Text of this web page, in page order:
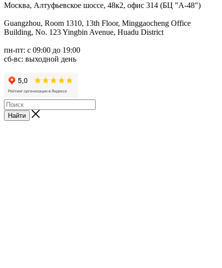
Москва, Алтуфьевское шоссе, 48к2, офис 314 (БЦ "А-48")
Guangzhou, Room 1310, 13th Floor, Minggaocheng Office
Building, No. 123 Yingbin Avenue, Huadu District
пн-пт: с 09:00 до 19:00
сб-вс: выходной день
Найти